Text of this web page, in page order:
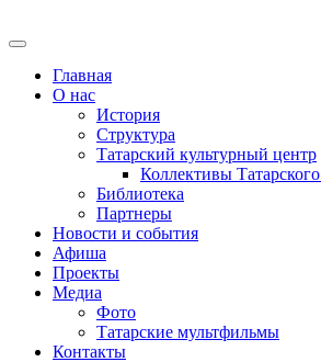
Главная
О нас
История
Структура
Татарский культурный центр
Коллективы
Библиотека
Партнеры
Новости и события
Афиша
Проекты
Медиа
Фото
Татарские мультфильмы
Контакты